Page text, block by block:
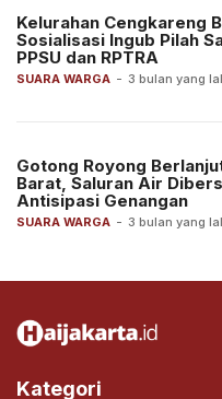
SUARA WARGA - 3 bulan yang
Kelurahan Cengkareng
Sosialisasi Ingub Pilah
PPSU dan RPTRA
SUARA WARGA - 3 bulan yang
Gotong Royong
Barat, Saluran Air
Antisipasi Genangan
Kategori